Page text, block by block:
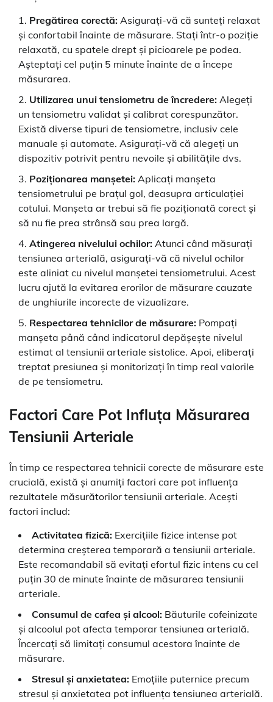
Pregătirea corectă: Asigurați-vă că sunteți relaxat
și confortabil înainte de măsurare. Stați într-o poziție
relaxată, cu spatele drept și picioarele pe podea.
Așteptați cel puțin 5 minute înainte de a începe
măsurarea.
Utilizarea unui tensiometru de încredere: Alegeți
un tensiometru validat și calibrat corespunzător.
Există diverse tipuri de tensiometre, inclusiv cele
manuale și automate. Asigurați-vă că alegeți un
dispozitiv potrivit pentru nevoile și abilitățile dvs.
Poziționarea manșetei: Aplicați manșeta
tensiometrului pe brațul gol, deasupra articulației
cotului. Manșeta ar trebui să fie poziționată corect și
să nu fie prea strânsă sau prea largă.
Atingerea nivelului ochilor: Atunci când măsurați
tensiunea arterială, asigurați-vă că nivelul ochilor
este aliniat cu nivelul manșetei tensiometrului. Acest
lucru ajută la evitarea erorilor de măsurare cauzate
de unghiurile incorecte de vizualizare.
Respectarea tehnicilor de măsurare: Pompați
manșeta până când indicatorul depășește nivelul
estimat al tensiunii arteriale sistolice. Apoi, eliberați
treptat presiunea și monitorizați în timp real valorile
de pe tensiometru.
Factori Care Pot Influța Măsurarea
Tensiunii Arteriale
În timp ce respectarea tehnicii corecte de măsurare este
crucială, există și anumiți factori care pot influența
rezultatele măsurătorilor tensiunii arteriale. Acești
factori includ:
Activitatea fizică: Exercițiile fizice intense pot
determina creșterea temporară a tensiunii arteriale.
Este recomandabil să evitați efortul fizic intens cu cel
puțin 30 de minute înainte de măsurarea tensiunii
arteriale.
Consumul de cafea și alcool: Băuturile cofeinizate
și alcoolul pot afecta temporar tensiunea arterială.
Încercați să limitați consumul acestora înainte de
măsurare.
Stresul și anxietatea: Emoțiile puternice precum
stresul și anxietatea pot influența tensiunea arterială.